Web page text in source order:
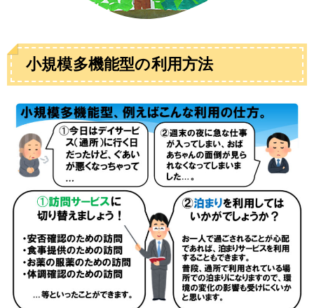
小規模多機能型の利用方法